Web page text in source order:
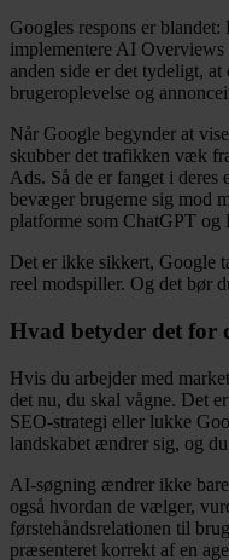
Googles respons er blandet:
implementere AI
anden side er det tydeligt,
brugeroplevelse og
Når Google begynder at
skubber det trafikken væk
Ads. Så de er fanget i
bevæger brugerne sig mod
platforme som ChatGPT og
Det er ikke sikkert, Google
reel modspiller. Og det bør
Hvad betyder det for
Hvis du arbejder med
det nu, du skal vågne. Det
SEO-strategi eller lukke
landskabet ændrer sig, og
AI-søgning ændrer ikke
også hvordan de vælger,
førstehåndsrelationen til
præsenteret korrekt af en